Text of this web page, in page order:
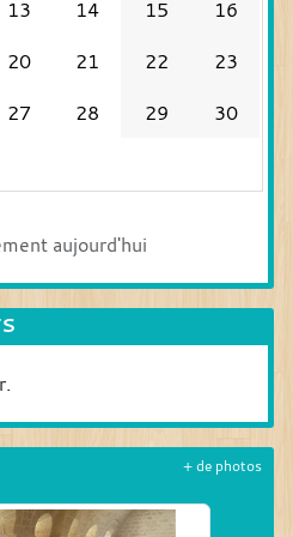
13 14 15
16
20 21 22
23
27 28 29
30
aujourd'hui
+ de photos